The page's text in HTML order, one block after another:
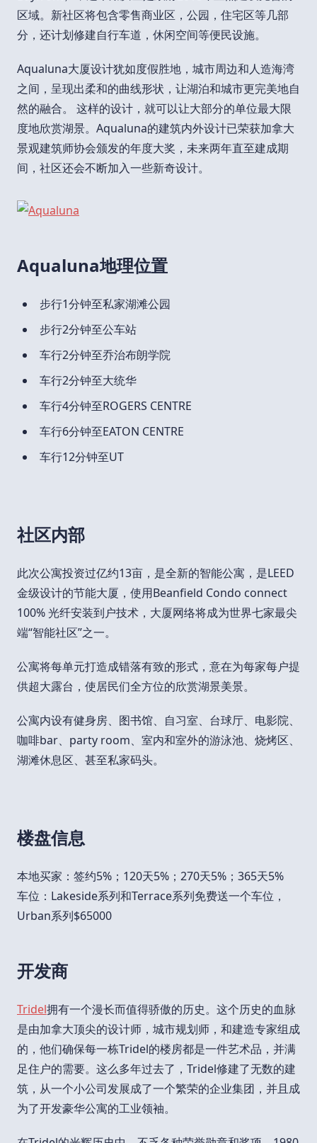
区域。新社区将包含零售商业区，公园，住宅区等几部
分，还计划修建自行车道，休闲空间等便民设施。
Aqualuna大厦设计犹如度假胜地，城市周边和人造海湾
之间，呈现出柔和的曲线形状，让湖泊和城市更完美地自
然的融合。 这样的设计，就可以让大部分的单位最大限
度地欣赏湖景。Aqualuna的建筑内外设计已荣获加拿大
景观建筑师协会颁发的年度大奖，未来两年直至建成期
间，社区还会不断加入一些新奇设计。
Aqualuna地理位置
步行1分钟至私家湖滩公园
步行2分钟至公车站
车行2分钟至乔治布朗学院
车行2分钟至大统华
车行4分钟至ROGERS CENTRE
车行6分钟至EATON CENTRE
车行12分钟至UT
社区内部
此次公寓投资过亿约13亩，是全新的智能公寓，是LEED
金级设计的节能大厦，使用Beanfield Condo connect
100% 光纤安装到户技术，大厦网络将成为世界七家最尖
端“智能社区”之一。
公寓将每单元打造成错落有致的形式，意在为每家每户提
供超大露台，使居民们全方位的欣赏湖景美景。
公寓内设有健身房、图书馆、自习室、台球厅、电影院、
咖啡bar、party room、室内和室外的游泳池、烧烤区、
湖滩休息区、甚至私家码头。
楼盘信息
本地买家：签约5%；120天5%；270天5%；365天5%
车位：Lakeside系列和Terrace系列免费送一个车位，
Urban系列$65000
开发商
Tridel拥有一个漫长而值得骄傲的历史。这个历史的血脉
是由加拿大顶尖的设计师，城市规划师，和建造专家组成
的，他们确保每一栋Tridel的楼房都是一件艺术品，并满
足住户的需要。这么多年过去了，Tridel修建了无数的建
筑，从一个小公司发展成了一个繁荣的企业集团，并且成
为了开发豪华公寓的工业领袖。